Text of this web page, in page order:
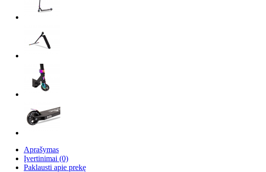
Aprašymas
Įvertinimai (0)
Paklausti apie prekę